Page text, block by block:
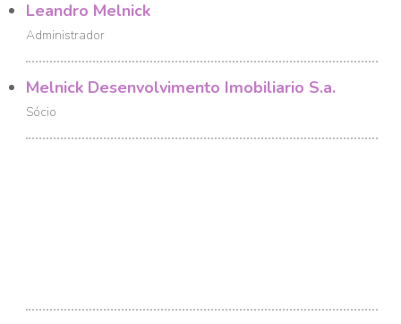
Leandro Melnick
Administrador
Melnick Desenvolvimento Imobiliario S.a.
Sócio